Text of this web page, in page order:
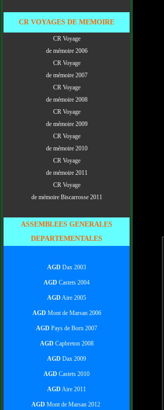
CR VOYAGES DE MEMOIRE
CR Voyage
de mémoire 2006
CR Voyage
de mémoire 2007
CR Voyage
de mémoire 2008
CR Voyage
de mémoire 2009
CR Voyage
de mémoire 2010
CR Voyage
de mémoire 2011
CR Voyage
de mémoire Biscarrosse 2011
ASSEMBLEES GENERALES
DEPARTEMENTALES
AGD Dax 2003
AGD Castets 2004
AGD Aire 2005
AGD Mont de Marsan 2006
AGD Pays de Born 2007
AGD Capbreton 2008
AGD Dax 2009
AGD Castets 2010
AGD Aire 2011
AGD Mont de Marsan 2012